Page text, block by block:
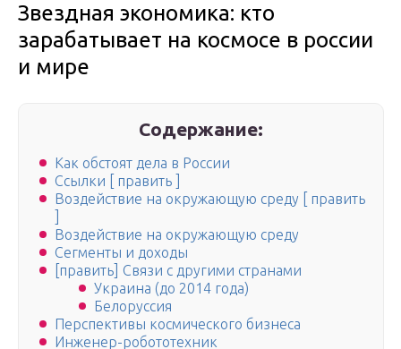
Звездная экономика: кто
зарабатывает на космосе в россии
и мире
Содержание:
Как обстоят дела в России
Ссылки [ править ]
Воздействие на окружающую среду [ править
Воздействие на окружающую среду
Сегменты и доходы
[править] Связи с другими странами
Украина (до 2014 года)
Белоруссия
Перспективы космического бизнеса
Инженер-робототехник